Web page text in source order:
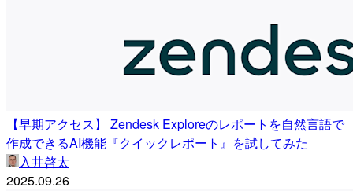
【早期アクセス】 Zendesk Exploreのレポートを自然言語で
作成できるAI機能『クイックレポート』を試してみた
入井啓太
2025.09.26